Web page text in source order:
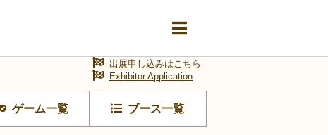
ゲーム一覧 ブース一覧
出展申し込みはこちら
Exhibitor Application